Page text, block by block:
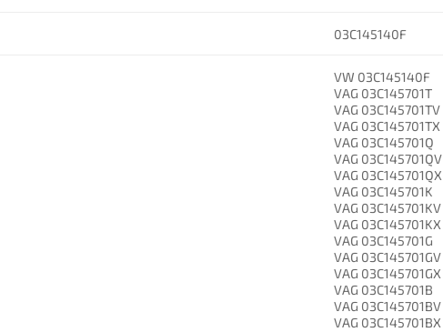
03C145140F
VW 03C145140F
VAG 03C145701T
VAG 03C145701TV
VAG 03C145701TX
VAG 03C145701Q
VAG 03C145701QV
VAG 03C145701QX
VAG 03C145701K
VAG 03C145701KV
VAG 03C145701KX
VAG 03C145701G
VAG 03C145701GV
VAG 03C145701GX
VAG 03C145701B
VAG 03C145701BV
VAG 03C145701BX